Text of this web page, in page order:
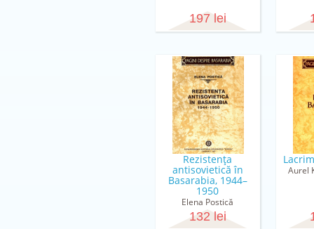
197 lei
Rezistenţa
antisovietică în
Basarabia, 1944–
1950
Elena Postică
132 lei
Aurel